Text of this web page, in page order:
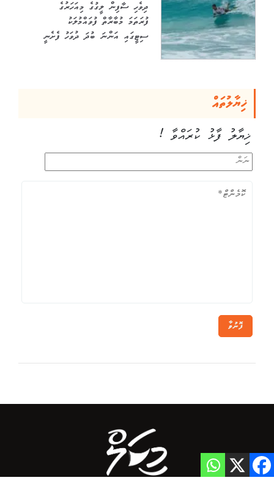
ދިވެހި ސާފިން ލީގުގެ މިއަހަރުގެ
ފުރަތަމަ މުބާރާތް ފުވައްމުލަކު
ސިޓީގައި އަންނަ ބުދަ ދުވަހު ފެށެނީ
ޚިޔާލުތައް
ޚިޔާލު ފާޅު ކުރައްވާ !
ފޮނުވާ